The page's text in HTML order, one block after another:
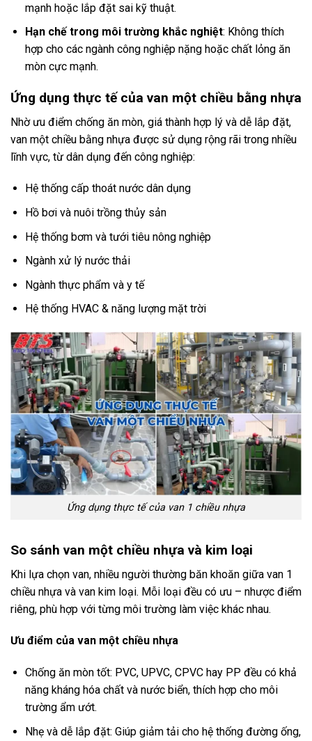
mạnh hoặc lắp đặt sai kỹ thuật.
Hạn chế trong môi trường khắc nghiệt: Không thích
hợp cho các ngành công nghiệp nặng hoặc chất lỏng ăn
mòn cực mạnh.
Ứng dụng thực tế của van một chiều bằng nhựa
Nhờ ưu điểm chống ăn mòn, giá thành hợp lý và dễ lắp đặt,
van một chiều bằng nhựa được sử dụng rộng rãi trong nhiều
lĩnh vực, từ dân dụng đến công nghiệp:
Hệ thống cấp thoát nước dân dụng
Hồ bơi và nuôi trồng thủy sản
Hệ thống bơm và tưới tiêu nông nghiệp
Ngành xử lý nước thải
Ngành thực phẩm và y tế
Hệ thống HVAC & năng lượng mặt trời
Ứng dụng thực tế của van 1 chiều nhựa
So sánh van một chiều nhựa và kim loại
Khi lựa chọn van, nhiều người thường băn khoăn giữa van 1
chiều nhựa và van kim loại. Mỗi loại đều có ưu – nhược điểm
riêng, phù hợp với từng môi trường làm việc khác nhau.
Ưu điểm của van một chiều nhựa
Chống ăn mòn tốt: PVC, UPVC, CPVC hay PP đều có khả
năng kháng hóa chất và nước biển, thích hợp cho môi
trường ẩm ướt.
Nhẹ và dễ lắp đặt: Giúp giảm tải cho hệ thống đường ống,